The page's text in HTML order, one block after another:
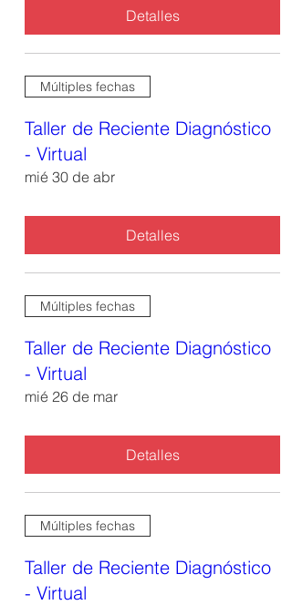
Detalles
Múltiples fechas
Taller de Reciente Diagnóstico
- Virtual
mié 30 de abr
Detalles
Múltiples fechas
Taller de Reciente Diagnóstico
- Virtual
mié 26 de mar
Detalles
Múltiples fechas
Taller de Reciente Diagnóstico
- Virtual